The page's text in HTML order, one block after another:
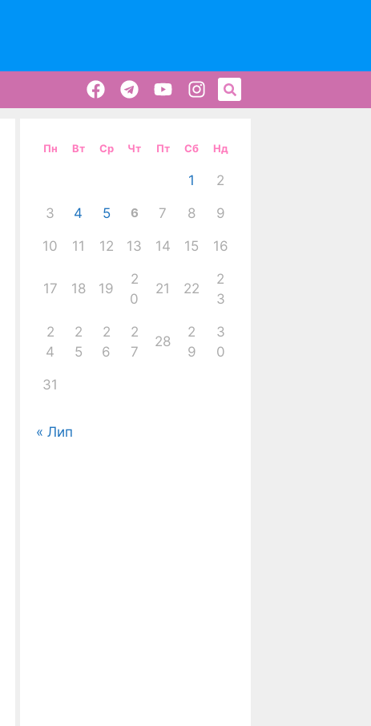
Пн Вт Ср Чт Пт Сб Нд
1 2
3 4 5 6 7 8 9
10 11 12 13 14 15 16
17 18 19
2
0
21 22
2
3
2
4
2
5
2
6
2
7
28
2
9
3
0
31
« Лип